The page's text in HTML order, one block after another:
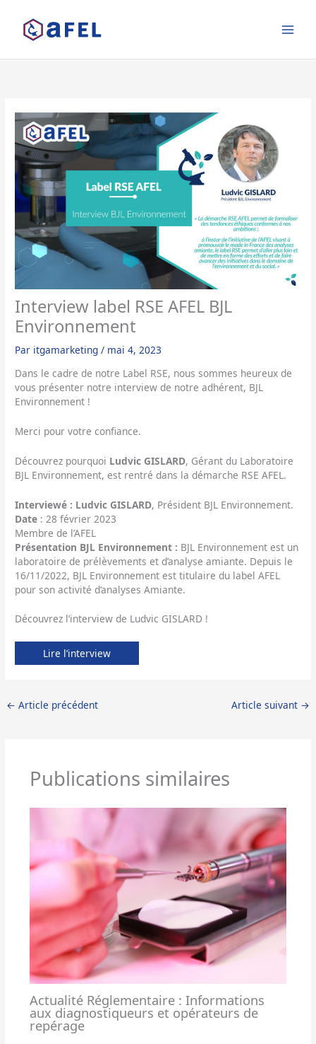
contenu
Interview label RSE AFEL BJL
Environnement
Par itgamarketing/ mai 4, 2023
Dans le cadre de notre Label RSE, nous sommes heureux de
vous présenter notre interview de notre adhérent, BJL
Environnement !
Merci pour votre confiance.
Découvrez pourquoi Ludvic GISLARD, Gérant du Laboratoire
BJL Environnement, est rentré dans la démarche RSE AFEL.
Interviewé : Ludvic GISLARD, Président BJL Environnement.
Date : 28 février 2023
Membre de l’AFEL
Présentation BJL Environnement : BJL Environnement est un
laboratoire de prélèvements et d’analyse amiante. Depuis le
16/11/2022, BJL Environnement est titulaire du label AFEL
pour son activité d’analyses Amiante.
Découvrez l’interview de Ludvic GISLARD !
Lire l’interview
← Article précédent Article suivant →
Publications similaires
Actualité Réglementaire : Informations
aux diagnostiqueurs et opérateurs de
repérage